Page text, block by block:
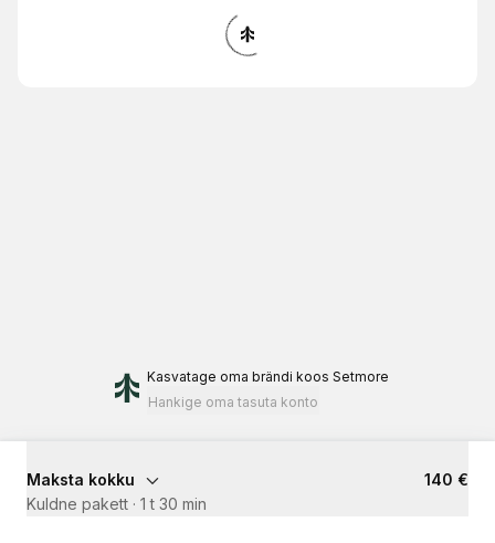
Kasvatage oma brändi koos Setmore
Hankige oma tasuta konto
Maksta kokku
140 €
Kuldne pakett · 1 t 30 min